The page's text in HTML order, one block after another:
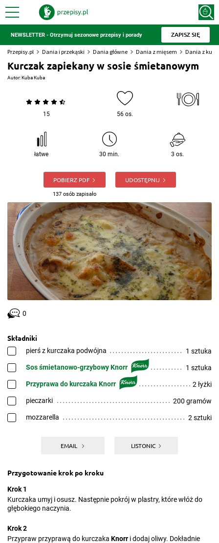
NEWSLETTER - Otrzymuj sezonowe przepisy i porady ZAPISZ SIĘ
Przepisy.pl Dania i przekąski Dania główne Dania z mięsem Dania z
Kurczak zapiekany w sosie śmietanowym
Autor:Kuba Kuba
15 56 os.
łatwe 30 min. 3 os.
POBIERZ PDF
137 osób zapisało
UDOSTĘPNIJ
0
Składniki
pierś z kurczaka podwójna 1 sztuka
Sos śmietanowo-grzybowy Knorr 1 sztuka
Przyprawa do kurczaka Knorr 2 łyżki
pieczarki 200 gramów
mozzarella 2 sztuki
EMAIL LISTONIC
Przygotowanie krok po kroku
Krok 1
Kurczaka umyj i osusz. Następnie pokrój w plastry, które włóż do
głębokiego naczynia.
Krok 2
Przypraw przyprawą do kurczaka Knorr i dodaj oliwy. Dokładnie